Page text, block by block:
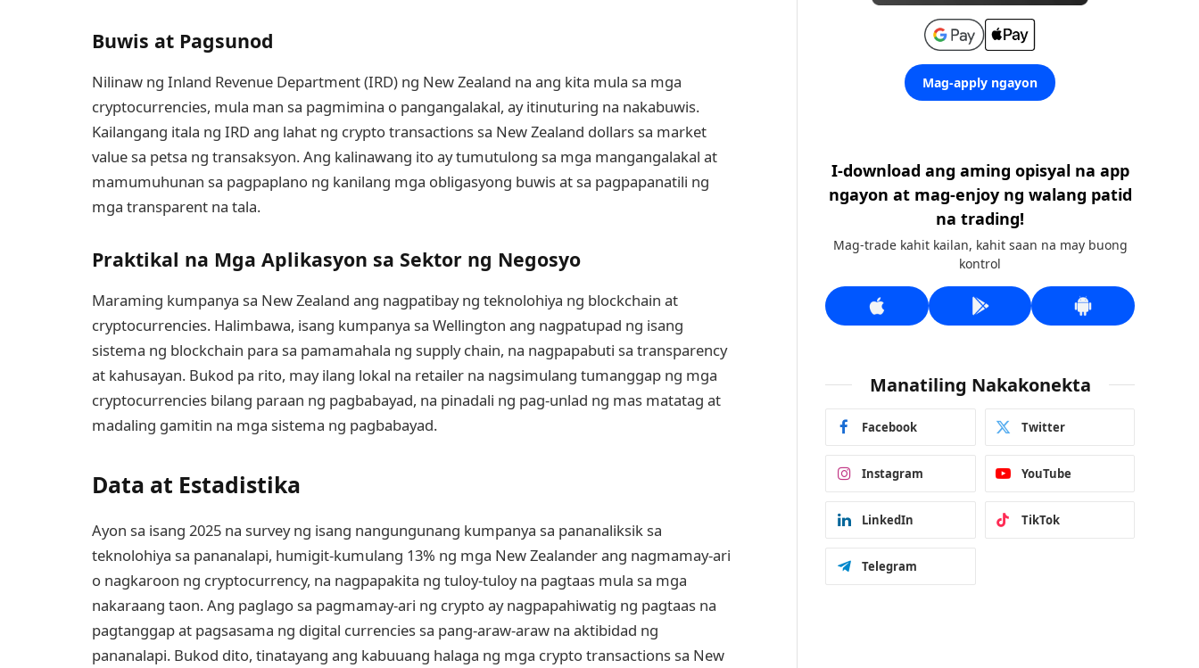
Buwis at Pagsunod
Nilinaw ng Inland Revenue Department (IRD) ng New Zealand na ang kita mula sa mga
cryptocurrencies, mula man sa pagmimina o pangangalakal, ay itinuturing na nakabuwis.
Kailangang itala ng IRD ang lahat ng crypto transactions sa New Zealand dollars sa market
value sa petsa ng transaksyon. Ang kalinawang ito ay tumutulong sa mga mangangalakal at
mamumuhunan sa pagpaplano ng kanilang mga obligasyong buwis at sa pagpapanatili ng
mga transparent na tala.
Praktikal na Mga Aplikasyon sa Sektor ng Negosyo
Maraming kumpanya sa New Zealand ang nagpatibay ng teknolohiya ng blockchain at
cryptocurrencies. Halimbawa, isang kumpanya sa Wellington ang nagpatupad ng isang
sistema ng blockchain para sa pamamahala ng supply chain, na nagpapabuti sa transparency
at kahusayan. Bukod pa rito, may ilang lokal na retailer na nagsimulang tumanggap ng mga
cryptocurrencies bilang paraan ng pagbabayad, na pinadali ng pag-unlad ng mas matatag at
madaling gamitin na mga sistema ng pagbabayad.
Data at Estadistika
Ayon sa isang 2025 na survey ng isang nangungunang kumpanya sa pananaliksik sa
teknolohiya sa pananalapi, humigit-kumulang 13% ng mga New Zealander ang nagmamay-ari
o nagkaroon ng cryptocurrency, na nagpapakita ng tuloy-tuloy na pagtaas mula sa mga
nakaraang taon. Ang paglago sa pagmamay-ari ng crypto ay nagpapahiwatig ng pagtaas na
pagtanggap at pagsasama ng digital currencies sa pang-araw-araw na aktibidad ng
pananalapi. Bukod dito, tinatayang ang kabuuang halaga ng mga crypto transactions sa New
Mag-apply ngayon
I-download ang aming opisyal na app
ngayon at mag-enjoy ng walang patid
na trading!
Mag-trade kahit kailan, kahit saan na may buong
kontrol
Manatiling Nakakonekta
Facebook Twitter
Instagram YouTube
LinkedIn TikTok
Telegram